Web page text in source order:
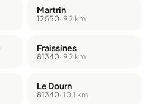
Martrin
12550· 9,2 km
Fraissines
81340· 9,2 km
Le Dourn
81340· 10,1 km